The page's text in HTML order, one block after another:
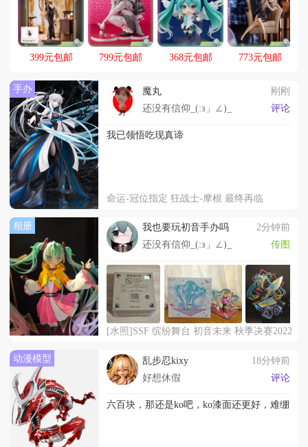
399元包邮 799元包邮 368元包邮 773元包邮
手办 魔丸
刚刚
还没有信仰_(:з」∠)_
评论
我已领悟吃现真谛
命运-冠位指定 狂战士-摩根 最终再临
相册 我也要玩初音手办吗
2分钟前
还没有信仰_(:з」∠)_
传图
[水照]SSF 缤纷舞台 初音未来 秋季决赛2022
动漫模型 乱步忍kixy
18分钟前
好想休假
评论
六百块，那还是ko吧，ko漆面还更好，难绷